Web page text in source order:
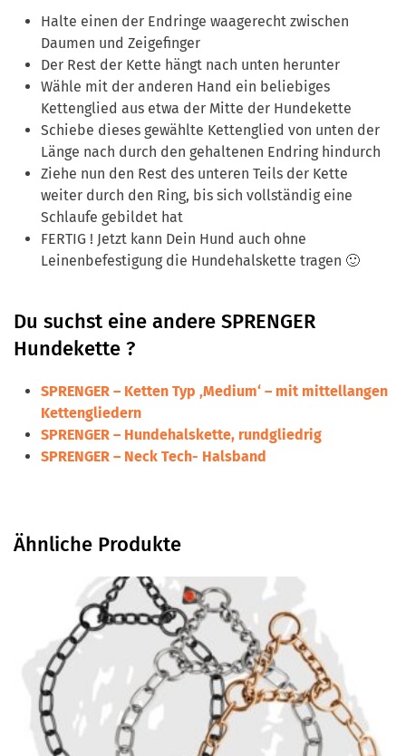
Halte einen der Endringe waagerecht zwischen
Daumen und Zeigefinger
Der Rest der Kette hängt nach unten herunter
Wähle mit der anderen Hand ein beliebiges
Kettenglied aus etwa der Mitte der Hundekette
Schiebe dieses gewählte Kettenglied von unten der
Länge nach durch den gehaltenen Endring hindurch
Ziehe nun den Rest des unteren Teils der Kette
weiter durch den Ring, bis sich vollständig eine
Schlaufe gebildet hat
FERTIG ! Jetzt kann Dein Hund auch ohne
Leinenbefestigung die Hundehalskette tragen 🙂
Du suchst eine andere SPRENGER
Hundekette ?
SPRENGER – Ketten Typ ‚Medium‘ – mit mittellangen
Kettengliedern
SPRENGER – Hundehalskette, rundgliedrig
SPRENGER – Neck Tech- Halsband
Ähnliche Produkte